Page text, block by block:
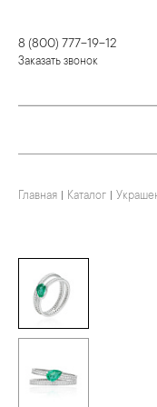
8 (800) 777-19-12
Заказать звонок
КОЛЬЦА
ПОДВЕСКИ И
БРОШИ
ЦЕПИ
СТОЛОВЫЕ
ДЛЯ ЧАЯ
ДЛЯ КОФЕ
ДЕТЯМ
КОЛЬЦА
БРАСЛЕТЫ
КОЛЬЕ И
КАМНЕРЕЗНОЕ
Главная Каталог